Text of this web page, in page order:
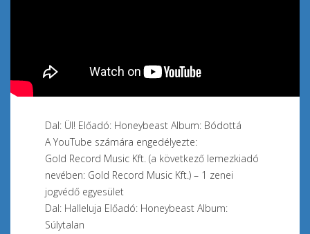
Dal: Ül! Előadó: Honeybeast Album: Bódottá
A YouTube számára engedélyezte:
Gold Record Music Kft. (a következő lemezkiadó
nevében: Gold Record Music Kft.) – 1 zenei
jogvédő egyesület
Dal: Halleluja Előadó: Honeybeast Album:
Súlytalan